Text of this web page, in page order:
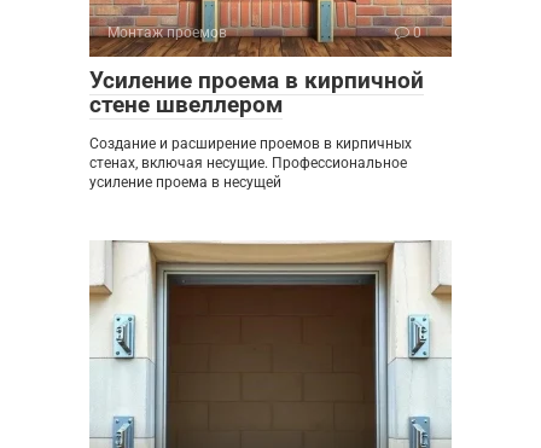
Монтаж проемов 0
Усиление проема в кирпичной
стене швеллером
Создание и расширение проемов в кирпичных
стенах, включая несущие. Профессиональное
усиление проема в несущей